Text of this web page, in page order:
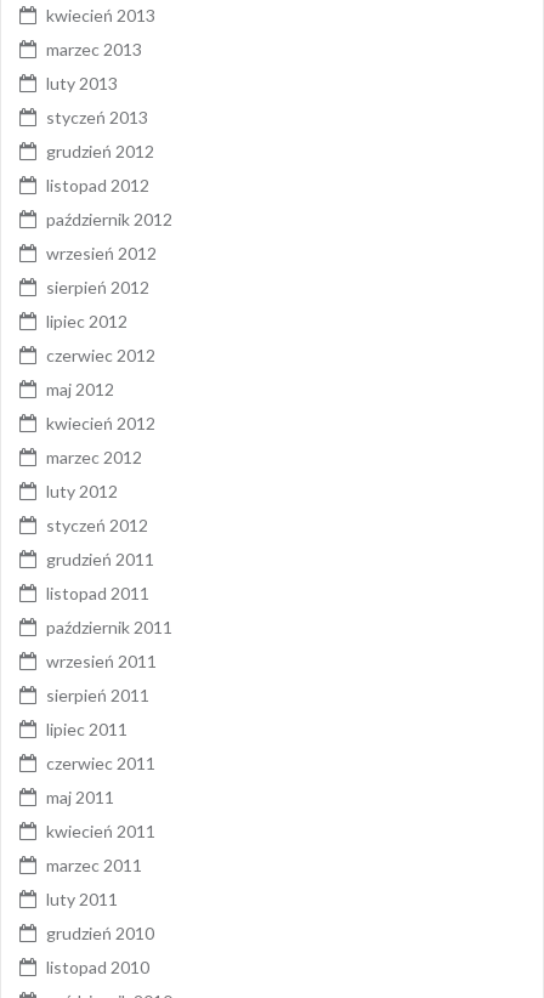
kwiecień 2013
marzec 2013
luty 2013
styczeń 2013
grudzień 2012
listopad 2012
październik 2012
wrzesień 2012
sierpień 2012
lipiec 2012
czerwiec 2012
maj 2012
kwiecień 2012
marzec 2012
luty 2012
styczeń 2012
grudzień 2011
listopad 2011
październik 2011
wrzesień 2011
sierpień 2011
lipiec 2011
czerwiec 2011
maj 2011
kwiecień 2011
marzec 2011
luty 2011
grudzień 2010
listopad 2010